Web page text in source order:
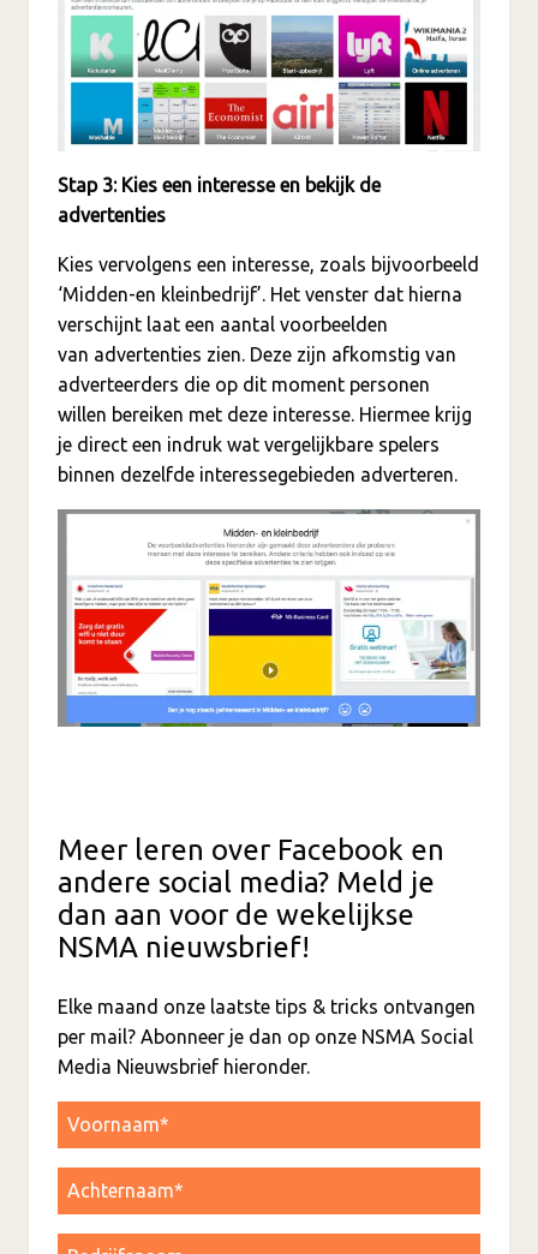
Stap 3: Kies een interesse en bekijk de
advertenties
Kies vervolgens een interesse, zoals bijvoorbeeld
‘Midden-en kleinbedrijf’. Het venster dat hierna
verschijnt laat een aantal voorbeelden
van advertenties zien. Deze zijn afkomstig van
adverteerders die op dit moment personen
willen bereiken met deze interesse. Hiermee krijg
je direct een indruk wat vergelijkbare spelers
binnen dezelfde interessegebieden adverteren.
Meer leren over Facebook en
andere social media? Meld je
dan aan voor de wekelijkse
NSMA nieuwsbrief!
Elke maand onze laatste tips & tricks ontvangen
per mail? Abonneer je dan op onze NSMA Social
Media Nieuwsbrief hieronder.